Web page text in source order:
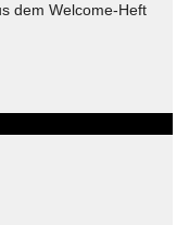
dem Welcome-Heft